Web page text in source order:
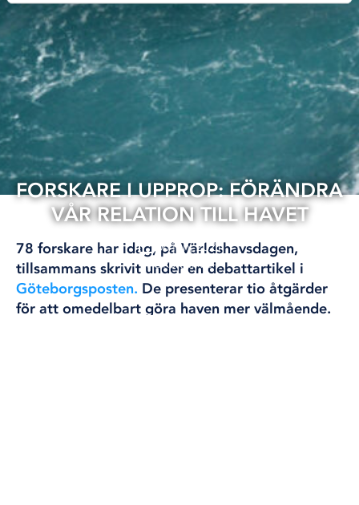
FORSKARE I UPPROP: FÖRÄNDRA
VÅR RELATION TILL HAVET
08 jun, 2021
FORSKNING
78 forskare har idag, på Världshavsdagen,
tillsammans skrivit under en debattartikel i
Göteborgsposten. De presenterar tio åtgärder
för att omedelbart göra haven mer välmående.